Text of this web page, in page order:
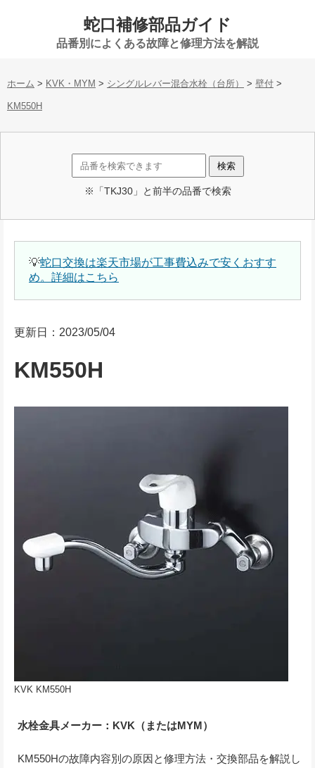
蛇口補修部品ガイド
品番別によくある故障と修理方法を解説
ホーム > KVK・MYM > シングルレバー混合水栓（台所） > 壁付 >
KM550H
※「TKJ30」と前半の品番で検索
💡蛇口交換は楽天市場が工事費込みで安くおすす
め。詳細はこちら
更新日：2023/05/04
KM550H
KVK KM550H
水栓金具メーカー：KVK（またはMYM）
KM550Hの故障内容別の原因と修理方法・交換部品を解説し